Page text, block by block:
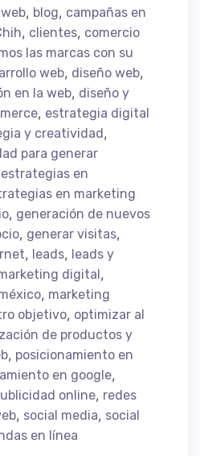
, blog, campañas en
, clientes, comercio
las marcas con su
web, diseño web,
en la web, diseño y
, estrategia digital
y creatividad ,
para generar
estrategias en
en marketing
, generación de nuevos
, generar visitas,
, leads, leads y
digital ,
, marketing
objetivo, optimizar al
de productos y
, posicionamiento en
en google,
online, redes
, social media, social
en línea